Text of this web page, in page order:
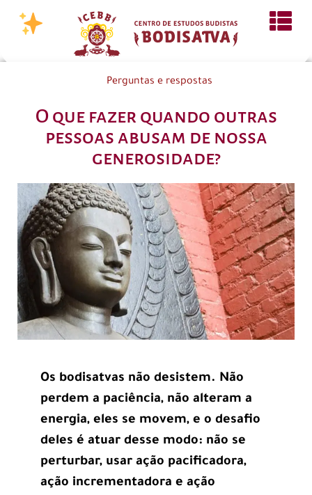
Perguntas e respostas
O que fazer quando outras
pessoas abusam de nossa
generosidade?
Os bodisatvas não desistem. Não
perdem a paciência, não alteram a
energia, eles se movem, e o desafio
deles é atuar desse modo: não se
perturbar, usar ação pacificadora,
ação incrementadora e ação